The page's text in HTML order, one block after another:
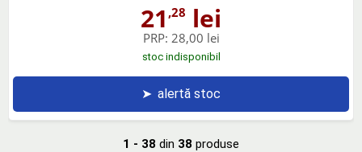
21 ,28 lei
PRP: 28,00 lei
stoc indisponibil
➤ alertă stoc
1 - 38 din 38 produse